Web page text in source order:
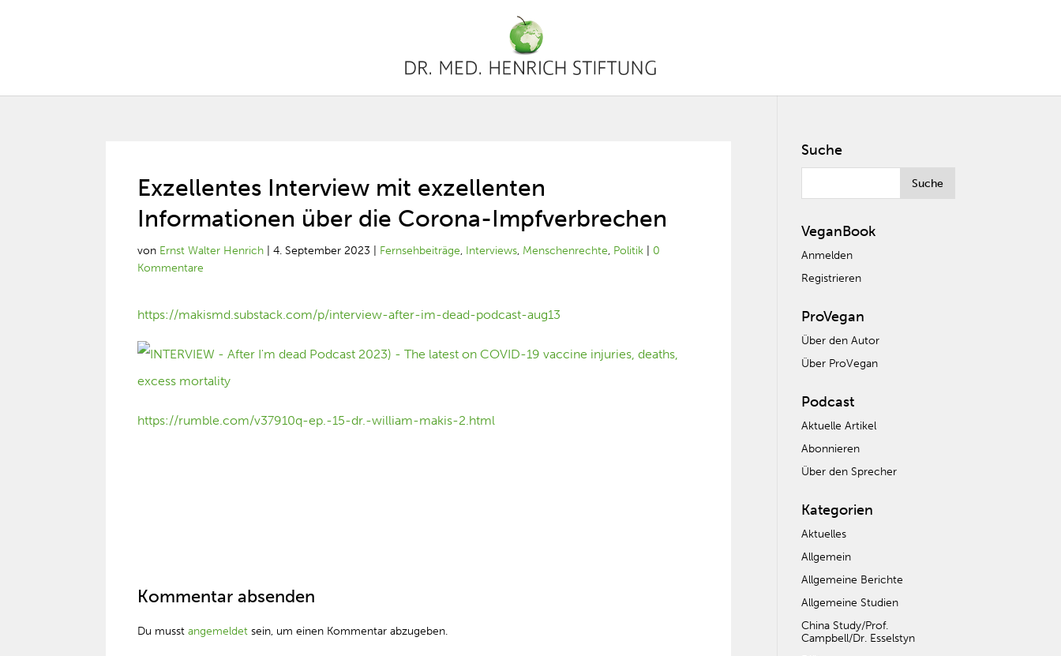
Exzellentes Interview mit exzellenten
Informationen über die Corona-Impfverbrechen
von Ernst Walter Henrich |4. September 2023 Fernsehbeiträge, Interviews, Menschenrechte, Politik
0
Kommentare
https://makismd.substack.com/p/interview-after-im-dead-podcast-aug13
https://rumble.com/v37910q-ep.-15-dr.-william-makis-2.html
Kommentar absenden
Du musstangemeldet sein, um einen Kommentar abzugeben.
Suche
VeganBook
Anmelden
Registrieren
ProVegan
Über den Autor
Über ProVegan
Podcast
Aktuelle Artikel
Abonnieren
Über den Sprecher
Kategorien
Aktuelles
Allgemein
Allgemeine Berichte
Allgemeine Studien
China Study/Prof.
Campbell/Dr. Esselstyn